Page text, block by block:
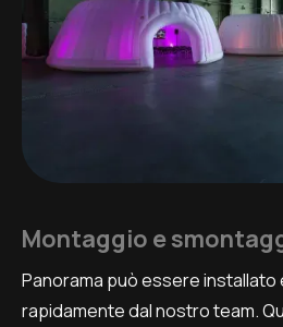
Montaggio e
Panorama può essere
rapidamente dal nostro team.